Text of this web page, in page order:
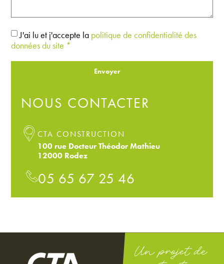
J'ai lu et j'accepte la politique de confidentialité des
données du site *
Envoyer
NOUS CONTACTER
CTA CONSTRUCTION
100 rue Docteur Théodor Mathieu
12000 Rodez
05 65 67 25 46
Un projet de